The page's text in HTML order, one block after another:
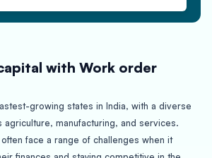
with Work order
growing states in India, with a diverse
agriculture, manufacturing, and services.
face a range of challenges when it